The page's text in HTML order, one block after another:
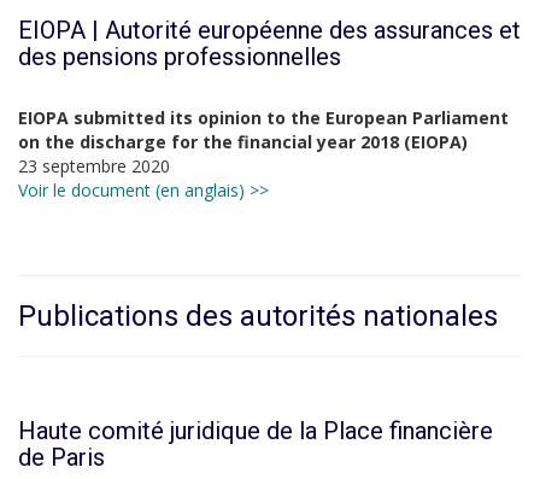
EIOPA | Autorité européenne des assurances et
des pensions professionnelles
EIOPA submitted its opinion to the European Parliament
on the discharge for the financial year 2018 (EIOPA)
23 septembre 2020
Voir le document (en anglais) >>
Publications des autorités nationales
Haute comité juridique de la Place financière
de Paris